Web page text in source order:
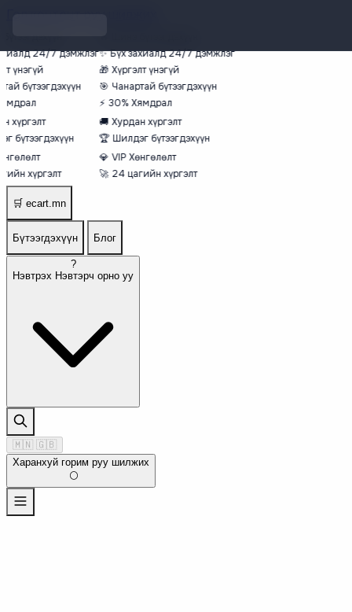
24/7 дэмжлэг
үнэгүй
бүтээгдэхүүн
хүргэлт
бүтээгдэхүүн
хүргэлт
✨ Бүх захиалд 24/7 дэмжлэг
🎁 Хүргэлт үнэгүй
🎯 Чанартай бүтээгдэхүүн
⚡ 30% Хямдрал
🚚 Хурдан хүргэлт
🏆 Шилдэг бүтээгдэхүүн
💎 VIP Хөнгөлөлт
🚀 24 цагийн хүргэлт
🛒 ecart.mn
Бүтээгдэхүүн Блог
?
Нэвтрэх Нэвтэрч орно уу
🇲🇳 🇬🇧
Харанхуй горим руу шилжих
🌕